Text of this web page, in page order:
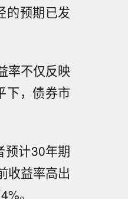
的预期已发
率不仅反映
下，债券市
预计30年期
收益率高出
。